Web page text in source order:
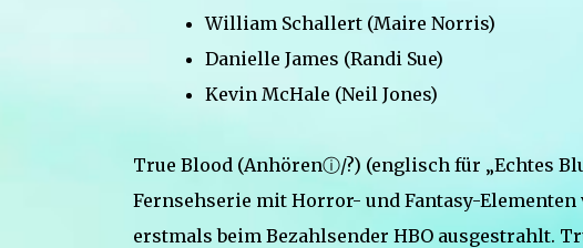
William Schallert (Maire Norris)
Danielle James (Randi Sue)
Kevin McHale (Neil Jones)
True Blood (Anhörenⓘ/?) (englisch für „Echtes
Fernsehserie mit Horror- und Fantasy-Elementen
erstmals beim Bezahlsender HBO ausgestrahlt.